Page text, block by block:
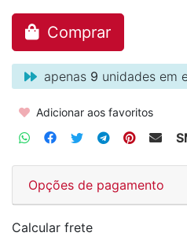
Comprar
apenas 9 unidades em
Adicionar aos favoritos
Opções de pagamento
Calcular frete